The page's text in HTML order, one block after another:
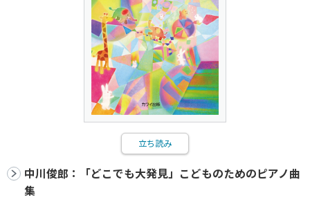
立ち読み
中川俊郎：「どこでも大発見」こどものためのピアノ曲
集